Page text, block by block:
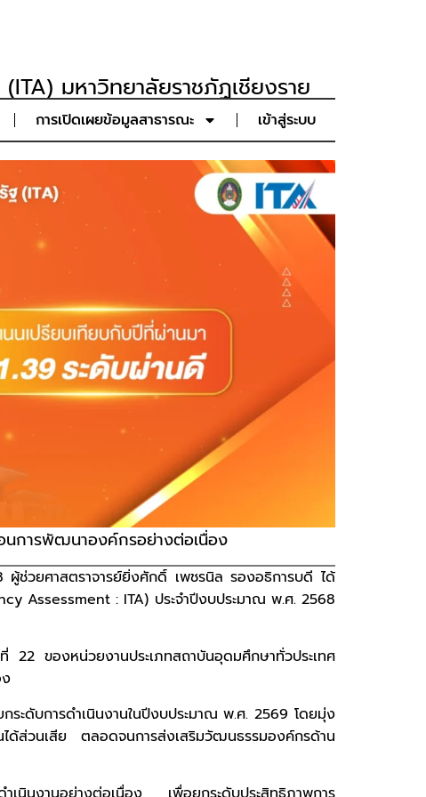
มหาวิทยาลัยราชภัฏเชียงราย
การเปิดเผยข้อมูลสาธารณะ เข้าสู่ระบบ
นการพัฒนาองค์กรอย่างต่อเนื่อง
ผู้ช่วยศาสตราจารย์ยิ่งศักดิ์ เพชรนิล รองอธิการบดี ได้
Assessment : ITA) ประจำปีงบประมาณ พ.ศ. 2568
22 ของหน่วยงานประเภทสถาบันอุดมศึกษาทั่วประเทศ
ระดับการดำเนินงานในปีงบประมาณ พ.ศ. 2569 โดยมุ่ง
ได้ส่วนเสีย ตลอดจนการส่งเสริมวัฒนธรรมองค์กรด้าน